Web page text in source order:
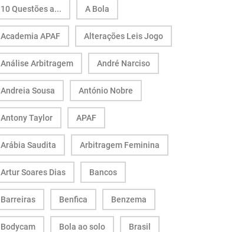
10 Questões a... A Bola
Academia APAF Alterações Leis Jogo
Análise Arbitragem André Narciso
Andreia Sousa António Nobre
Antony Taylor APAF
Arábia Saudita Arbitragem Feminina
Artur Soares Dias Bancos
Barreiras Benfica Benzema
Bodycam Bola ao solo Brasil